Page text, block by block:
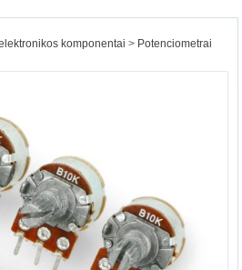
komponentai Potenciometrai